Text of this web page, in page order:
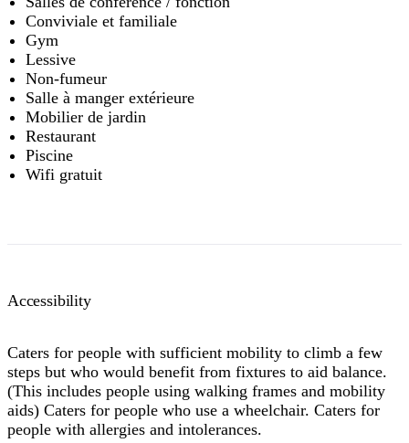
Conviviale et familiale
Gym
Lessive
Non-fumeur
Salle à manger extérieure
Mobilier de jardin
Restaurant
Piscine
Wifi gratuit
Accessibility
Caters for people with sufficient mobility to climb a few
steps but who would benefit from fixtures to aid balance.
(This includes people using walking frames and mobility
aids) Caters for people who use a wheelchair. Caters for
people with allergies and intolerances.